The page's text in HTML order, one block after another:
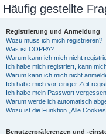
Häufig gestellte
Registrierung und Anmeldung
Wozu muss ich mich registrieren?
Was ist COPPA?
Warum kann ich mich nicht
Ich habe mich registriert, kann
Warum kann ich mich nicht
Ich habe mich vor einiger Zeit
Ich habe mein Passwort
Warum werde ich automatisch
Wozu ist die Funktion „Alle
Benutzerpräferenzen und -